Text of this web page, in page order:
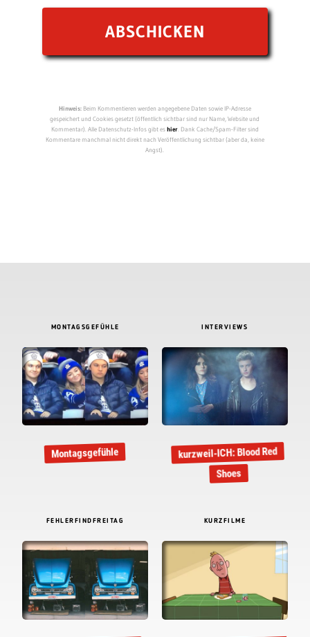
Hinweis:Beim Kommentieren werden angegebene Daten sowie IP-Adresse
gespeichert und Cookies gesetzt (öffentlich sichtbar sind nur Name, Website und
Kommentar). Alle Datenschutz-Infos gibt eshier. Dank Cache/Spam-Filter sind
Kommentare manchmal nicht direkt nach Veröffentlichung sichtbar (aber da, keine
Angst).
MONTAGSGEFÜHLE
Montagsgefühle
INTERVIEWS
kurzweil-ICH: Blood Red
Shoes
FEHLERFINDFREITAG KURZFILME